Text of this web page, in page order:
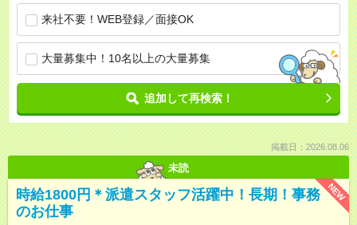
来社不要！WEB登録／面接OK
大量募集中！10名以上の大量募集
追加して再検索！
掲載日：2026.08.06
未読
NEW
時給1800円＊派遣スタッフ活躍中！長期！事務
のお仕事